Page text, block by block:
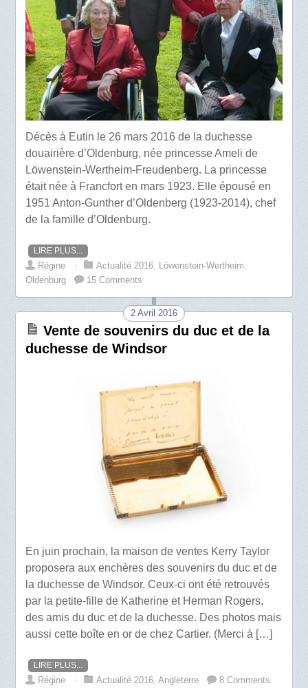
Décès à Eutin le 26 mars 2016 de la duchesse
douairière d’Oldenburg, née princesse Ameli de
Löwenstein-Wertheim-Freudenberg. La princesse
était née à Francfort en mars 1923. Elle épousé en
1951 Anton-Gunther d’Oldenberg (1923-2014), chef
de la famille d’Oldenburg.
LIRE PLUS...
Régine ⋅ Actualité 2016 Löwenstein-Wertheim
Oldenburg
15 Comments
2 Avril 2016
Vente de souvenirs du duc et de la
duchesse de Windsor
En juin prochain, la maison de ventes Kerry Taylor
proposera aux enchères des souvenirs du duc et de
la duchesse de Windsor. Ceux-ci ont été retrouvés
par la petite-fille de Katherine et Herman Rogers,
des amis du duc et de la duchesse. Des photos mais
aussi cette boîte en or de chez Cartier. (Merci à […]
LIRE PLUS...
Régine ⋅ Actualité 2016 ,Angleterre 8 Comments